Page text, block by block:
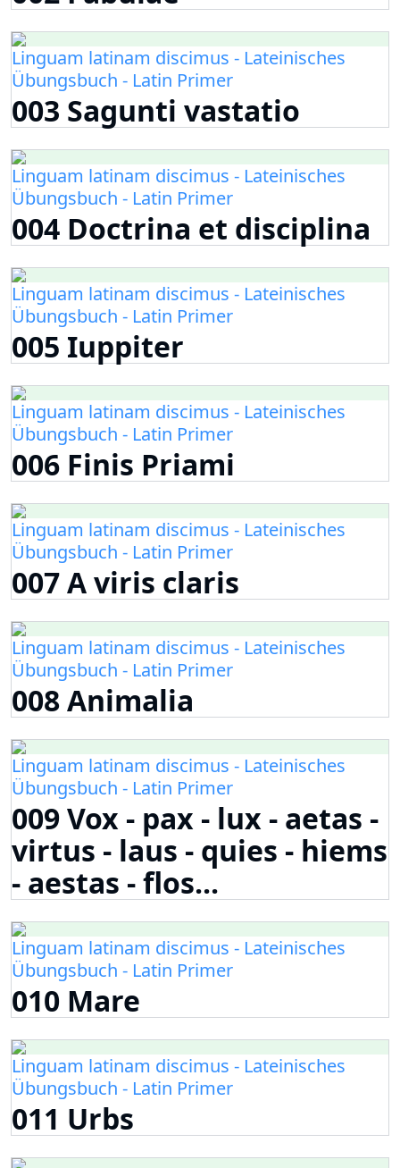
Linguam latinam discimus - Lateinisches
Übungsbuch - Latin Primer
003 Sagunti vastatio
Linguam latinam discimus - Lateinisches
Übungsbuch - Latin Primer
004 Doctrina et disciplina
Linguam latinam discimus - Lateinisches
Übungsbuch - Latin Primer
005 Iuppiter
Linguam latinam discimus - Lateinisches
Übungsbuch - Latin Primer
006 Finis Priami
Linguam latinam discimus - Lateinisches
Übungsbuch - Latin Primer
007 A viris claris
Linguam latinam discimus - Lateinisches
Übungsbuch - Latin Primer
008 Animalia
Linguam latinam discimus - Lateinisches
Übungsbuch - Latin Primer
009 Vox - pax - lux - aetas -
virtus - laus - quies - hiems
- aestas - flos...
Linguam latinam discimus - Lateinisches
Übungsbuch - Latin Primer
010 Mare
Linguam latinam discimus - Lateinisches
Übungsbuch - Latin Primer
011 Urbs